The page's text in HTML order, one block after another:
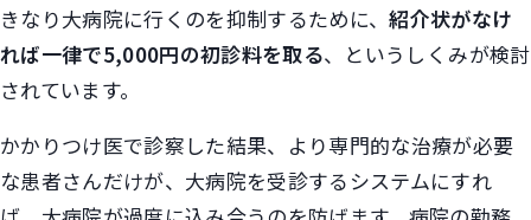
きなり大病院に行くのを抑制するために、紹介状がなけ
れば一律で5,000円の初診料を取る、というしくみが検討
されています。
かかりつけ医で診察した結果、より専門的な治療が必要
な患者さんだけが、大病院を受診するシステムにすれ